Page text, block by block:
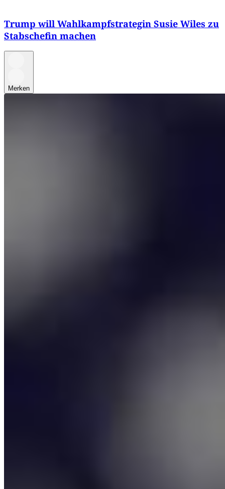
Trump will Wahlkampfstrategin Susie Wiles zu
Stabschefin machen
Merken